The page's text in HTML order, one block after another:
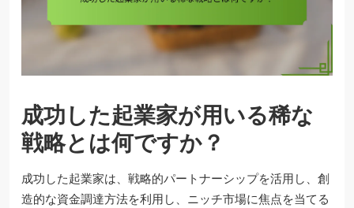
成功した起業家が用いる稀な
戦略とは何ですか？
成功した起業家は、戦略的パートナーシップを活用し、創
造的な資金調達方法を利用し、ニッチ市場に焦点を当てる